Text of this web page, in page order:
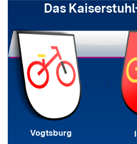
Das
:
Vogtsburg